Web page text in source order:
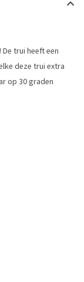
trui heeft een
deze trui extra
op 30 graden